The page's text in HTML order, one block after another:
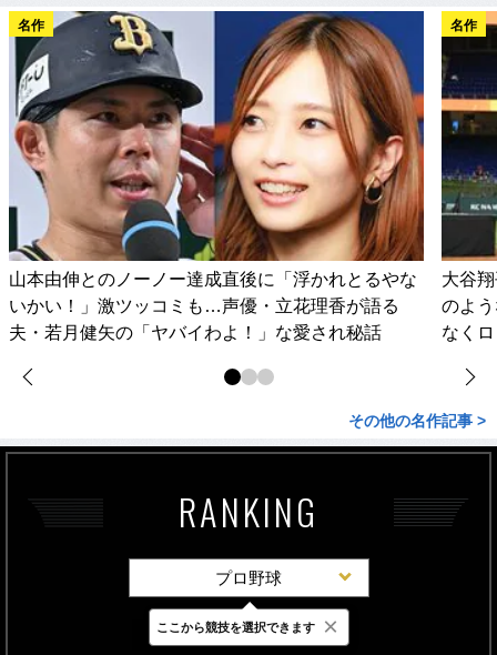
名作
山本由伸とのノーノー達成直後に「浮かれとるやな
いかい！」激ツッコミも…声優・立花理香が語る
夫・若月健矢の「ヤバイわよ！」な愛され秘話
名作
大谷
のよ
なく
その他の名作記事 >
RANKING
プロ野球
最新 24時間 週間
ここから競技を選択できます ×